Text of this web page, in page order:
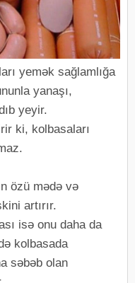
yemək sağlamlığa
yanaşı,
yeyir.
ki, kolbasaları
özü mədə və
artırır.
isə onu daha da
kolbasada
səbəb olan